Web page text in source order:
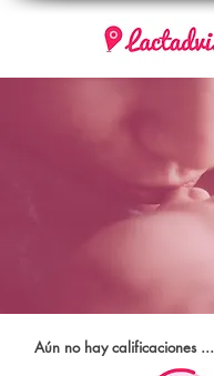
Aún no hay calificaciones ...